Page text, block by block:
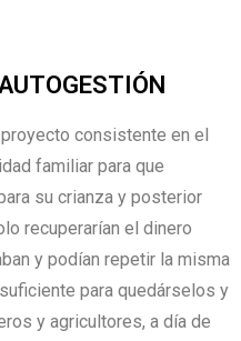
consistente en el
familiar para que
su crianza y posterior
recuperarían el dinero
y podían repetir la misma
para quedárselos y
y agricultores, a día de